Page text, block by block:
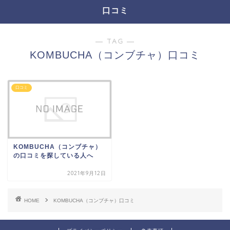
口コミ
― TAG ―
KOMBUCHA（コンブチャ）口コミ
口コミ
KOMBUCHA（コンブチャ）
の口コミを探している人へ
2021年9月12日
HOME KOMBUCHA（コンブチャ）口コミ